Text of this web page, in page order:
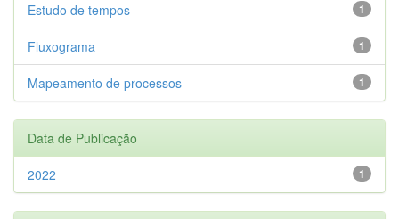
1
Estudo de tempos
1
Fluxograma
1
Mapeamento de processos
Data de Publicação
1
2022